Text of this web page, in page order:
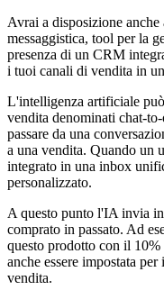
Avrai a disposizione
messaggistica, tool per la
presenza di un CRM
i tuoi canali di vendita in
L'intelligenza artificiale può
vendita denominati chat-
passare da una
a una vendita. Quando un
integrato in una inbox
personalizzato.
A questo punto l'IA invia
comprato in passato. Ad
questo prodotto con il
anche essere impostata
vendita.